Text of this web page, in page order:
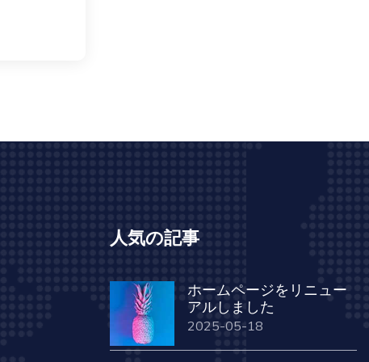
人気の記事
ホームページをリニュー
アルしました
2025-05-18